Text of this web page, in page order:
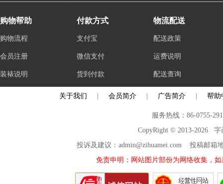
购物帮助
购物流程
会员注册
装裱说明
付款方式
支付宝
微信支付
货到付款
物流配送
配送政策
运费说明
配送查询
关于我们 会员简介 广告简介 帮助
服务热线：86-0755-
CopyRight © 2013-2026 字
投诉及建议：admin@zihuamei.com 投稿邮
免责申明：网站图片部份为网络收集，